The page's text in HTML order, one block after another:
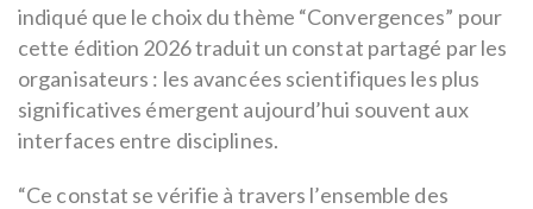
indiqué que le choix du thème “Convergences” pour
cette édition 2026 traduit un constat partagé par les
organisateurs : les avancées scientifiques les plus
significatives émergent aujourd’hui souvent aux
interfaces entre disciplines.
“Ce constat se vérifie à travers l’ensemble des